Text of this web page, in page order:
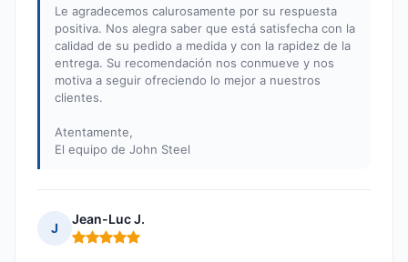
Le agradecemos calurosamente por su respuesta
positiva. Nos alegra saber que está satisfecha con la
calidad de su pedido a medida y con la rapidez de la
entrega. Su recomendación nos conmueve y nos
motiva a seguir ofreciendo lo mejor a nuestros
clientes.
Atentamente,
El equipo de John Steel
J
Jean-Luc J.
Nota: 5 de 5